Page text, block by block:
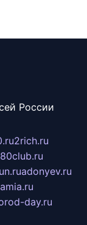
России
2rich.ru
adonyev.ru
day.ru